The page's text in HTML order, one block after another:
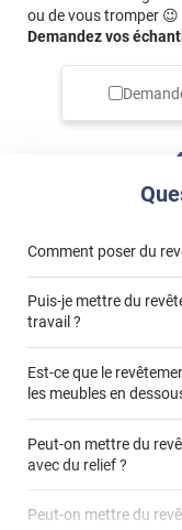
ou de vous tromper 😉
Demandez vos
Comment poser du
«
Puis-je mettre du
travail ?
revêtement adhésif
Est-ce que le
les meubles en
Peut-on mettre du
avec du relief ?
Peut-on mettre du